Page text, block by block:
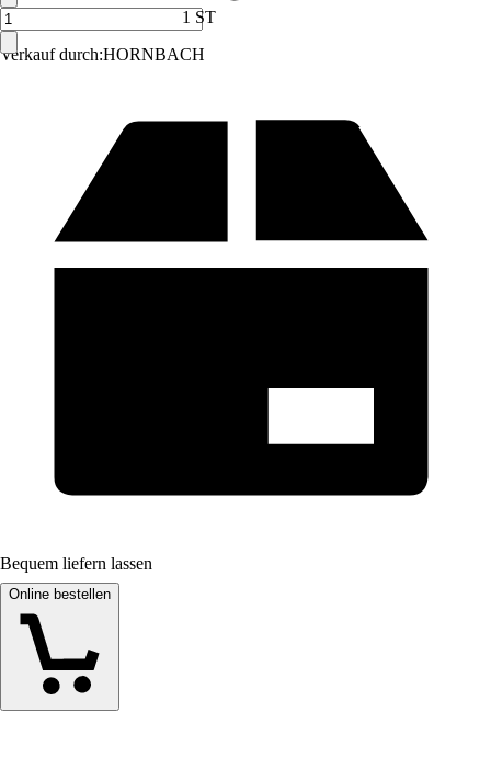
Verkauf durch:HORNBACH
1 ST
Bequem liefern lassen
Online bestellen